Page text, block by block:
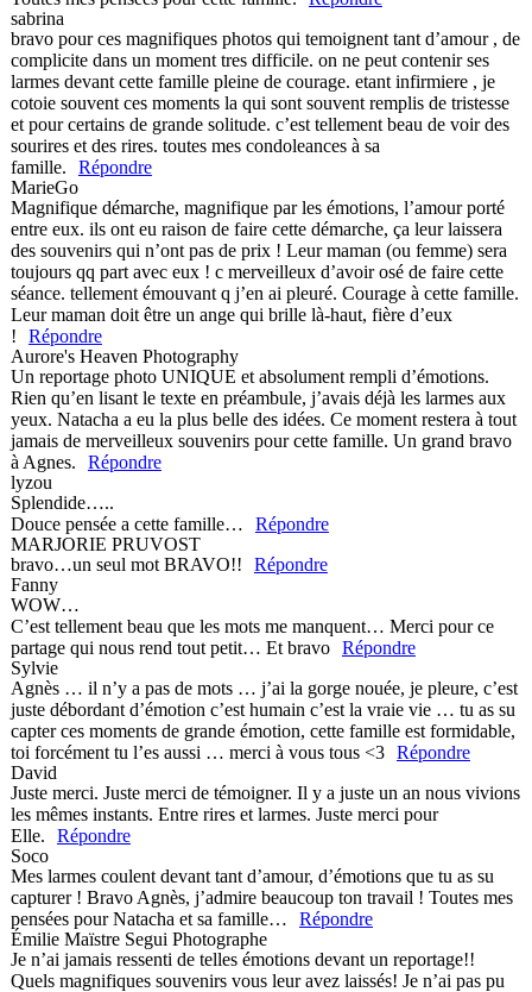
sabrina
bravo pour ces magnifiques photos qui temoignent tant d’amour , de
complicite dans un moment tres difficile. on ne peut contenir ses
larmes devant cette famille pleine de courage. etant infirmiere , je
cotoie souvent ces moments la qui sont souvent remplis de tristesse
et pour certains de grande solitude. c’est tellement beau de voir des
sourires et des rires. toutes mes condoleances à sa
famille.
Répondre
MarieGo
Magnifique démarche, magnifique par les émotions, l’amour porté
entre eux. ils ont eu raison de faire cette démarche, ça leur laissera
des souvenirs qui n’ont pas de prix ! Leur maman (ou femme) sera
toujours qq part avec eux ! c merveilleux d’avoir osé de faire cette
séance. tellement émouvant q j’en ai pleuré. Courage à cette famille.
Leur maman doit être un ange qui brille là-haut, fière d’eux
!
Répondre
Aurore's Heaven Photography
Un reportage photo UNIQUE et absolument rempli d’émotions.
Rien qu’en lisant le texte en préambule, j’avais déjà les larmes aux
yeux. Natacha a eu la plus belle des idées. Ce moment restera à tout
jamais de merveilleux souvenirs pour cette famille. Un grand bravo
à Agnes.
Répondre
lyzou
Splendide…..
Douce pensée a cette famille…
Répondre
MARJORIE PRUVOST
bravo…un seul mot BRAVO!!
Répondre
Fanny
WOW…
C’est tellement beau que les mots me manquent… Merci pour ce
partage qui nous rend tout petit… Et bravo Répondre
Sylvie
Agnès … il n’y a pas de mots … j’ai la gorge nouée, je pleure, c’est
juste débordant d’émotion c’est humain c’est la vraie vie … tu as su
capter ces moments de grande émotion, cette famille est formidable,
toi forcément tu l’es aussi … merci à vous tous <3 Répondre
David
Juste merci. Juste merci de témoigner. Il y a juste un an nous vivions
les mêmes instants. Entre rires et larmes. Juste merci pour
Elle.
Répondre
Soco
Mes larmes coulent devant tant d’amour, d’émotions que tu as su
capturer ! Bravo Agnès, j’admire beaucoup ton travail ! Toutes mes
pensées pour Natacha et sa famille…
Répondre
Émilie Maïstre Segui Photographe
Je n’ai jamais ressenti de telles émotions devant un reportage!!
Quels magnifiques souvenirs vous leur avez laissés! Je n’ai pas pu